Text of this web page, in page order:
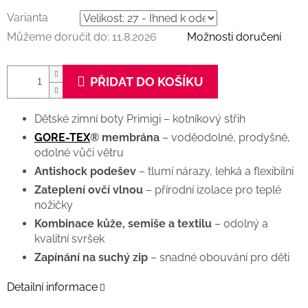
Varianta
Můžeme doručit do: 11.8.2026 Možnosti doručení
PŘIDAT DO KOŠÍKU
Dětské zimní boty Primigi – kotníkový střih
GORE-TEX® membrána – voděodolné, prodyšné,
odolné vůči větru
Antishock podešev – tlumí nárazy, lehká a flexibilní
Zateplení ovčí vlnou – přírodní izolace pro teplé
nožičky
Kombinace kůže, semiše a textilu – odolný a
kvalitní svršek
Zapínání na suchý zip – snadné obouvání pro děti
Detailní informace